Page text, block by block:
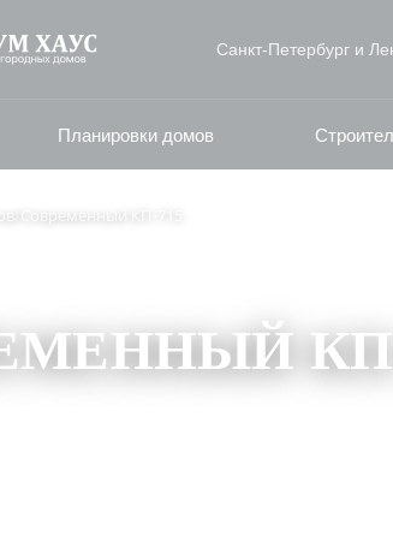
Санкт‑Петербург и
Планировки домов
Современный КП-715
КП-